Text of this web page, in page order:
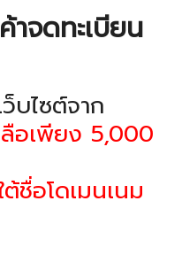
าจดทะเบียน
บไซต์จาก
อเพียง 5,000
ชื่อโดเมนเนม